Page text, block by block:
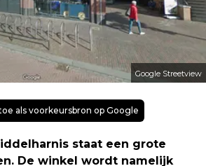
Google Streetview
als voorkeursbron op Google
staat een grote
De winkel wordt namelijk